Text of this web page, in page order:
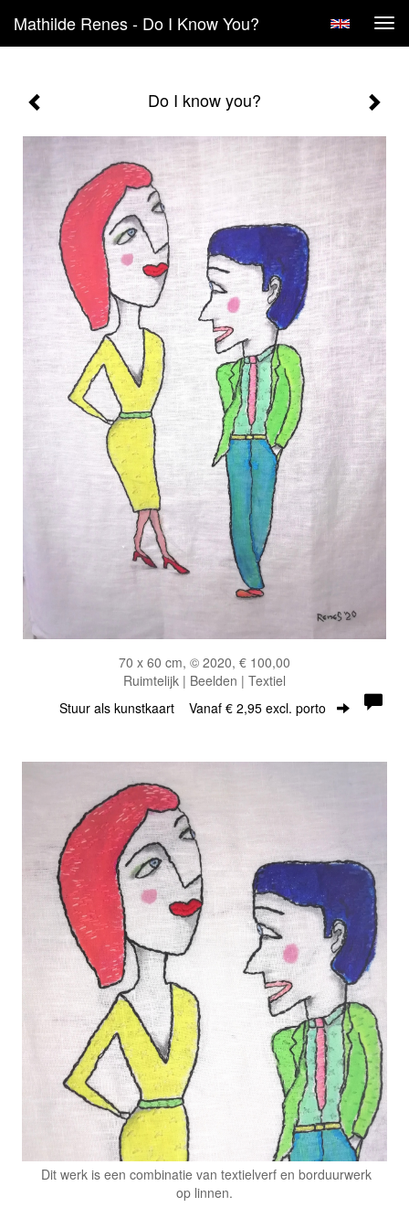
Mathilde Renes - Do I Know You?
Do I know you?
70 x 60 cm, © 2020, € 100,00
Ruimtelijk | Beelden | Textiel
Stuur als kunstkaart Vanaf € 2,95 excl. porto
Dit werk is een combinatie van textielverf en borduurwerk
op linnen.